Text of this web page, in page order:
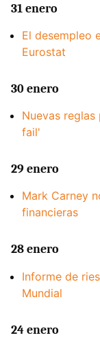
31 enero
El desempleo
Eurostat
30 enero
Nuevas
fail'
29 enero
Mark Carney
financieras
28 enero
Informe de
Mundial
24 enero